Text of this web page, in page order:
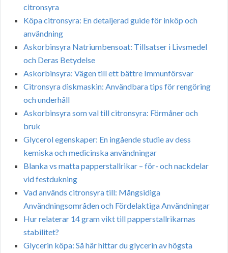
citronsyra
Köpa citronsyra: En detaljerad guide för inköp och
användning
Askorbinsyra Natriumbensoat: Tillsatser i Livsmedel
och Deras Betydelse
Askorbinsyra: Vägen till ett bättre Immunförsvar
Citronsyra diskmaskin: Användbara tips för rengöring
och underhåll
Askorbinsyra som val till citronsyra: Förmåner och
bruk
Glycerol egenskaper: En ingående studie av dess
kemiska och medicinska användningar
Blanka vs matta papperstallrikar – för- och nackdelar
vid festdukning
Vad används citronsyra till: Mångsidiga
Användningsområden och Fördelaktiga Användningar
Hur relaterar 14 gram vikt till papperstallrikarnas
stabilitet?
Glycerin köpa: Så här hittar du glycerin av högsta